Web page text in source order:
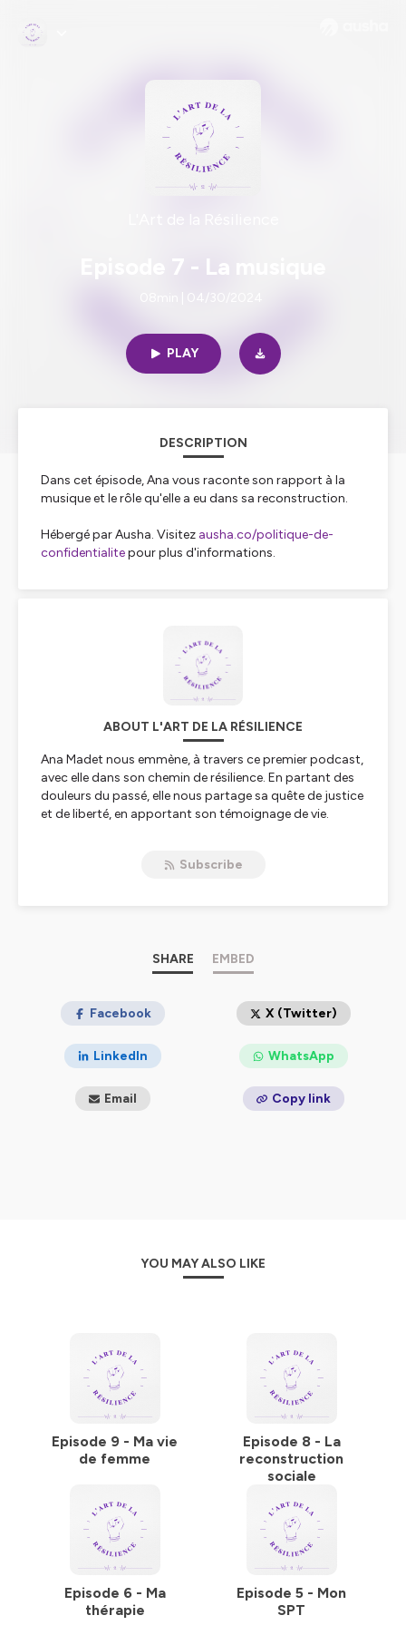
L'Art de la Résilience
Episode 7 - La musique
08min | 04/30/2024
PLAY
DESCRIPTION
Dans cet épisode, Ana vous raconte son rapport à la
musique et le rôle qu'elle a eu dans sa reconstruction.
Hébergé par Ausha. Visitez ausha.co/politique-de-
confidentialitepour plus d'informations.
ABOUT L'ART DE LA RÉSILIENCE
Ana Madet nous emmène, à travers ce premier podcast,
avec elle dans son chemin de résilience. En partant des
douleurs du passé, elle nous partage sa quête de justice
et de liberté, en apportant son témoignage de vie.
musique permet à présent à l'artiste de transmettre son
Produit par : UMANOÏA
Hébergé par Ausha. Visitez
ausha.co/politique-de-
Subscribe
SHARE EMBED
Facebook X (Twitter)
LinkedIn WhatsApp
Email Copy link
YOU MAY ALSO LIKE
Episode 9 - Ma vie
de femme
Episode 8 - La
reconstruction
sociale
Episode 6 - Ma
thérapie
Episode 5 - Mon
SPT